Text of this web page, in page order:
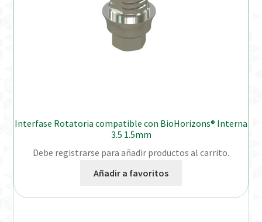
Interfase Rotatoria compatible con BioHorizons® Interna
3.5 1.5mm
Debe registrarse para añadir productos al carrito.
Añadir a favoritos